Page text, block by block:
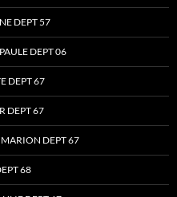
DEPT 57
DEPT 06
DEPT 67
DEPT 67
DEPT 67
68